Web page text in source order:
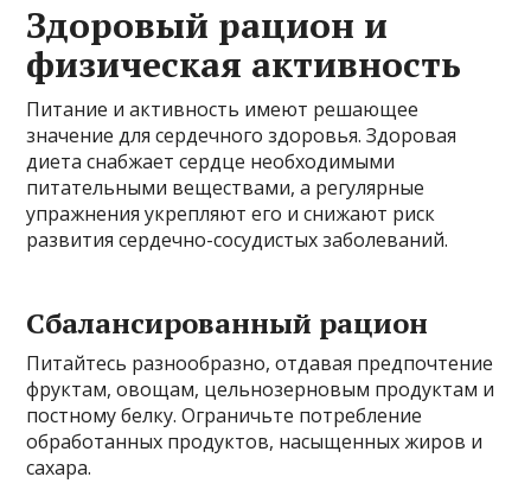
Здоровый рацион и
физическая активность
Питание и активность имеют решающее
значение для сердечного здоровья. Здоровая
диета снабжает сердце необходимыми
питательными веществами, а регулярные
упражнения укрепляют его и снижают риск
развития сердечно-сосудистых заболеваний.
Сбалансированный рацион
Питайтесь разнообразно, отдавая предпочтение
фруктам, овощам, цельнозерновым продуктам и
постному белку. Ограничьте потребление
обработанных продуктов, насыщенных жиров и
сахара.